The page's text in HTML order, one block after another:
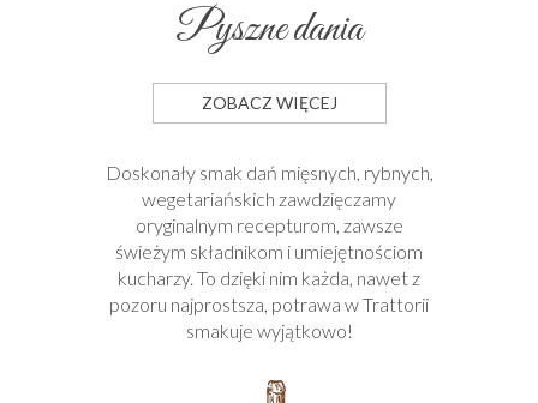
Pyszne dania
ZOBACZ WIĘCEJ
Doskonały smak dań mięsnych, rybnych,
wegetariańskich zawdzięczamy
oryginalnym recepturom, zawsze
świeżym składnikom i umiejętnościom
kucharzy. To dzięki nim każda, nawet z
pozoru najprostsza, potrawa w Trattorii
smakuje wyjątkowo!